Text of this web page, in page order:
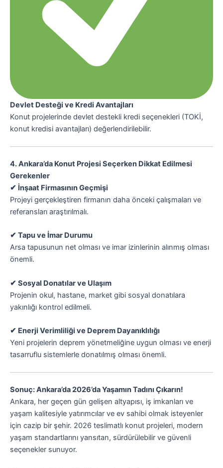
Devlet Desteği ve Kredi Avantajları
Konut projelerinde devlet destekli kredi seçenekleri (TOKİ,
konut kredisi avantajları) değerlendirilebilir.
4. Ankara’da Konut Projesi Seçerken Dikkat Edilmesi
Gerekenler
✔ İnşaat Firmasının Geçmişi
Projeyi gerçekleştiren firmanın daha önceki çalışmaları ve
referansları araştırılmalı.
✔ Tapu ve İmar Durumu
Arsa tapusunun net olması ve imar izinlerinin alınmış olması
önemli.
✔ Sosyal Donatılar ve Ulaşım
Projenin okul, hastane, market gibi sosyal donatılara
yakınlığı kontrol edilmeli.
✔ Enerji Verimliliği ve Deprem Dayanıklılığı
Yeni projelerin deprem yönetmeliğine uygun olması ve enerji
tasarruflu sistemlerle donatılmış olması önemli.
Sonuç: Ankara’da 2026’da Yaşamın Tadını Çıkarın!
Ankara, her geçen gün gelişen altyapısı, iş imkanları ve
yaşam kalitesiyle yatırımcılar ve ev sahibi olmak isteyenler
için cazip bir şehir. 2026 teslimatlı konut projeleri, modern
yaşam standartlarını yansıtan, sürdürülebilir ve güvenli
seçenekler sunuyor.